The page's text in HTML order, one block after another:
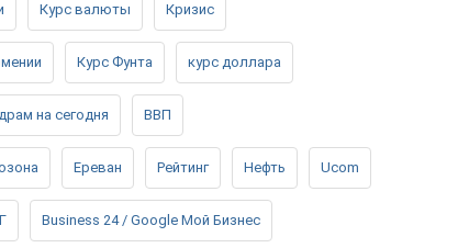
Курс валюты Кризис
Курс Фунта курс доллара
на сегодня ВВП
Ереван Рейтинг Нефть Ucom
Business 24 / Google Мой Бизнес